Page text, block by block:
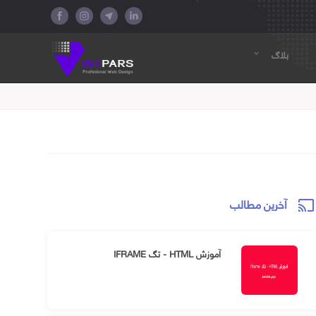
بلاگ expand_more
cast آخرین مطالب
آموزش HTML - تگ IFRAME